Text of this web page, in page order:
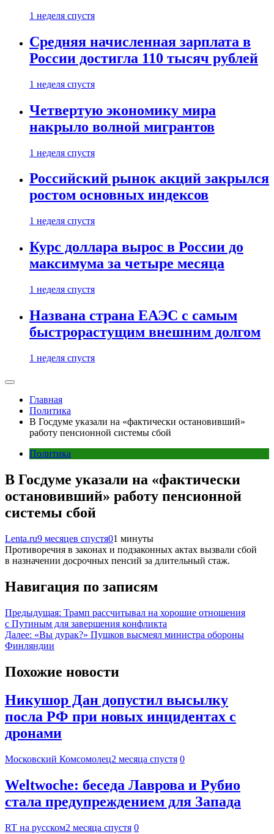
1 неделя спустя
Средняя начисленная зарплата в
России достигла 110 тысяч рублей
1 неделя спустя
Четвертую экономику мира
накрыло волной мигрантов
1 неделя спустя
Российский рынок акций закрылся
ростом основных индексов
1 неделя спустя
Курс доллара вырос в России до
максимума за четыре месяца
1 неделя спустя
Названа страна ЕАЭС с самым
быстрорастущим внешним долгом
1 неделя спустя
Главная
Политика
В Госдуме указали на «фактически остановивший»
работу пенсионной системы сбой
Политика
В Госдуме указали на «фактически
остановивший» работу пенсионной
системы сбой
Lenta.ru9 месяцев спустя01 минуты
Противоречия в законах и подзаконных актах вызвали сбой
в назначении досрочных пенсий за длительный стаж.
Навигация по записям
Предыдущая: Трамп рассчитывал на хорошие отношения
с Путиным для завершения конфликта
Далее: «Вы дурак?» Пушков высмеял министра обороны
Финляндии
Похожие новости
Никушор Дан допустил высылку
посла РФ при новых инцидентах с
дронами
Московский Комсомолец2 месяца спустя 0
Weltwoche: беседа Лаврова и Рубио
стала предупреждением для Запада
RT на русском2 месяца спустя 0